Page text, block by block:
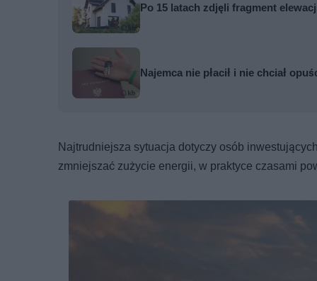
Po 15 latach zdjęli fragment
Najemca nie płacił i nie chciał
Najtrudniejsza sytuacja dotyczy osób
zmniejszać zużycie energii, w praktyce czasami